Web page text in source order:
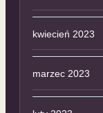
kwiecień 2023
marzec 2023